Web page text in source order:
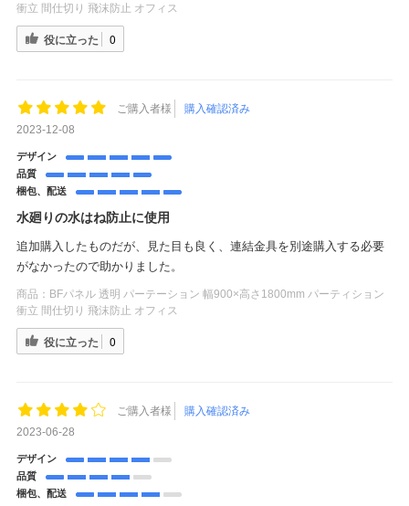
衝立 間仕切り 飛沫防止 オフィス
役に立った 0
ご購入者様
購入確認済み
2023-12-08
デザイン
品質
梱包、配送
水廻りの水はね防止に使用
追加購入したものだが、見た目も良く、連結金具を別途購入する必要
がなかったので助かりました。
商品： BFパネル 透明 パーテーション 幅900×高さ1800mm パーティション
衝立 間仕切り 飛沫防止 オフィス
役に立った 0
ご購入者様
購入確認済み
2023-06-28
デザイン
品質
梱包、配送